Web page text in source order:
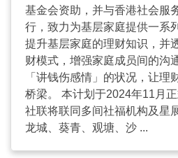
基金会资助，并与香港社会服
行，致力为基层家庭提供一系
提升基层家庭的理财知识，并
财模式，增强家庭成员间的沟
「讲钱伤感情」的状况，让理
桥梁。 本计划于2024年11月正
社联将联同多间社福机构及星
龙城、葵青、观塘、沙 ...